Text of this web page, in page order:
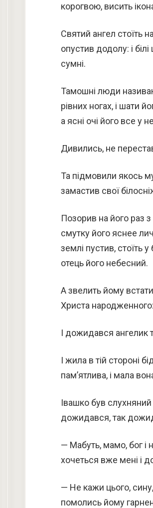
корогвою, висить
Святий ангел стоїть
опустив додолу: і
сумні.
Тамошні люди
рівних ногах, і шати
а ясні очі його все у
Дивились, не
Та підмовили якось
замастив свої
Позорив на його раз
смутку його яснее
землі пустив, стоїть
отець його небесний.
А звелить йому встати
Христа
І дожидався ангелик
І жила в тій стороні
пам’ятлива, і мала
Івашко був
дожидався, так
— Мабуть, мамо, бог і
хочеться вже мені і
— Не кажи цього,
помолись йому